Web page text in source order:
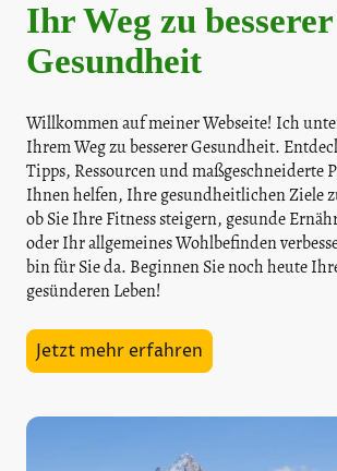
Ihr Weg zu besserer
Gesundheit
Willkommen auf meiner Webseite! Ich
Ihrem Weg zu besserer Gesundheit.
Tipps, Ressourcen und maßgeschneiderte
Ihnen helfen, Ihre gesundheitlichen Ziele
ob Sie Ihre Fitness steigern, gesunde
oder Ihr allgemeines Wohlbefinden
bin für Sie da. Beginnen Sie noch heute
gesünderen Leben!
Jetzt mehr erfahren